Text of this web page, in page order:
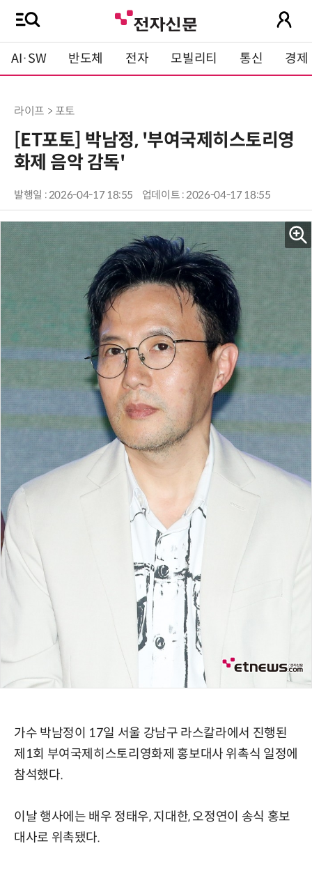
AI·SW 반도체 전자 모빌리티 통신 경제
라이프 > 포토
[ET포토] 박남정, '부여국제히스토리영
화제 음악 감독'
발행일 : 2026-04-17 18:55 업데이트 : 2026-04-17 18:55
가수 박남정이 17일 서울 강남구 라스칼라에서 진행된
제1회 부여국제히스토리영화제 홍보대사 위촉식 일정에
참석했다.
이날 행사에는 배우 정태우, 지대한, 오정연이 송식 홍보
대사로 위촉됐다.